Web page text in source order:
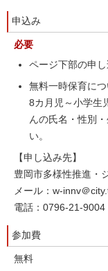
申込み
必要
ページ下部の申
無料一時保育につ
8カ月児～小学生
んの氏名・性別
い。
【申し込み先】
豊岡市多様性推進・
メール：w-innv＠
電話：0796-21-9004
参加費
無料